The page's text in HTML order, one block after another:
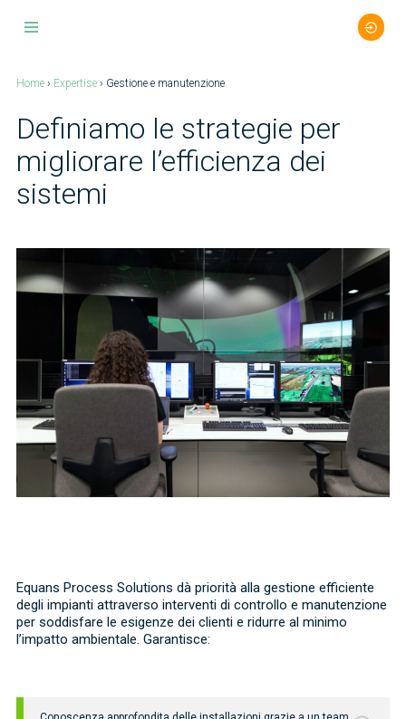
content
Home › Expertise › Gestione e manutenzione
Definiamo le strategie per
migliorare l’efficienza dei
sistemi
Equans Process Solutions dà priorità alla gestione efficiente
degli impianti attraverso interventi di controllo e manutenzione
per soddisfare le esigenze dei clienti e ridurre al minimo
l’impatto ambientale. Garantisce: